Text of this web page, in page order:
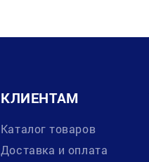
КЛИЕНТАМ
Каталог товаров
Доставка и оплата